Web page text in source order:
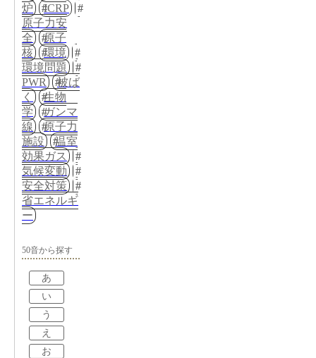
炉
ICRP
原子力安
全
原子
核
環境
環境問題
PWR
被ば
く
生物
学
ガンマ
線
原子力
施設
温室
効果ガス
気候変動
安全対策
省エネルギ
ー
50音から探す
あ
い
う
え
お